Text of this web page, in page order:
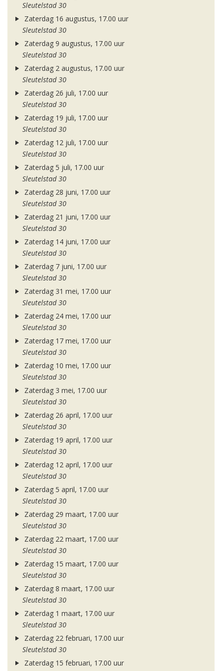
Sleutelstad 30
Zaterdag 16 augustus, 17.00 uur
Sleutelstad 30
Zaterdag 9 augustus, 17.00 uur
Sleutelstad 30
Zaterdag 2 augustus, 17.00 uur
Sleutelstad 30
Zaterdag 26 juli, 17.00 uur
Sleutelstad 30
Zaterdag 19 juli, 17.00 uur
Sleutelstad 30
Zaterdag 12 juli, 17.00 uur
Sleutelstad 30
Zaterdag 5 juli, 17.00 uur
Sleutelstad 30
Zaterdag 28 juni, 17.00 uur
Sleutelstad 30
Zaterdag 21 juni, 17.00 uur
Sleutelstad 30
Zaterdag 14 juni, 17.00 uur
Sleutelstad 30
Zaterdag 7 juni, 17.00 uur
Sleutelstad 30
Zaterdag 31 mei, 17.00 uur
Sleutelstad 30
Zaterdag 24 mei, 17.00 uur
Sleutelstad 30
Zaterdag 17 mei, 17.00 uur
Sleutelstad 30
Zaterdag 10 mei, 17.00 uur
Sleutelstad 30
Zaterdag 3 mei, 17.00 uur
Sleutelstad 30
Zaterdag 26 april, 17.00 uur
Sleutelstad 30
Zaterdag 19 april, 17.00 uur
Sleutelstad 30
Zaterdag 12 april, 17.00 uur
Sleutelstad 30
Zaterdag 5 april, 17.00 uur
Sleutelstad 30
Zaterdag 29 maart, 17.00 uur
Sleutelstad 30
Zaterdag 22 maart, 17.00 uur
Sleutelstad 30
Zaterdag 15 maart, 17.00 uur
Sleutelstad 30
Zaterdag 8 maart, 17.00 uur
Sleutelstad 30
Zaterdag 1 maart, 17.00 uur
Sleutelstad 30
Zaterdag 22 februari, 17.00 uur
Sleutelstad 30
Zaterdag 15 februari, 17.00 uur